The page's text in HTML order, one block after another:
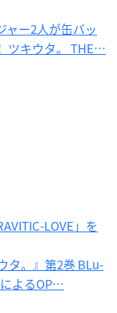
ャー2人が缶バッ
ツキウタ。 THE…
LOVE」を
タ。』第2巻 BLu-
よるOP…